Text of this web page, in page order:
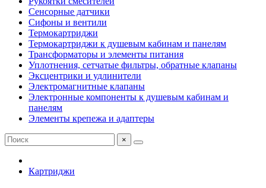
Сенсорные датчики
Сифоны и вентили
Термокартриджи
Термокартриджи к душевым кабинам и панелям
Трансформаторы и элементы питания
Уплотнения, сетчатые фильтры, обратные клапаны
Эксцентрики и удлинители
Электромагнитные клапаны
Электронные компоненты к душевым кабинам и
панелям
Элементы крепежа и адаптеры
×
Картриджи